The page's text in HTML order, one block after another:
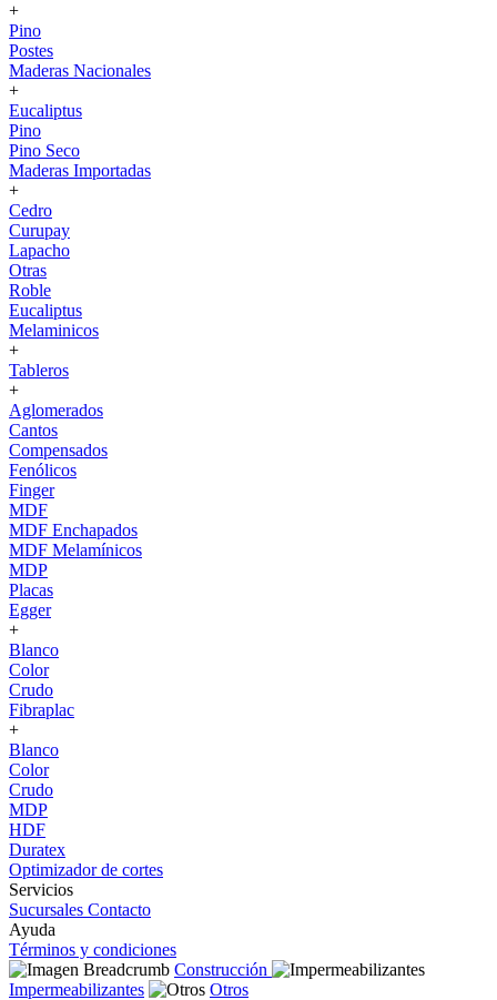
+
Pino
Postes
Maderas Nacionales
+
Eucaliptus
Pino
Pino Seco
Maderas Importadas
+
Cedro
Curupay
Lapacho
Otras
Roble
Eucaliptus
Melaminicos
+
Tableros
+
Aglomerados
Cantos
Compensados
Fenólicos
Finger
MDF
MDF Enchapados
MDF Melamínicos
MDP
Placas
Egger
+
Blanco
Color
Crudo
Fibraplac
+
Blanco
Color
Crudo
MDP
HDF
Duratex
Optimizador de cortes
Servicios
Sucursales Contacto
Ayuda
Términos y condiciones
Construcción
Impermeabilizantes
Otros